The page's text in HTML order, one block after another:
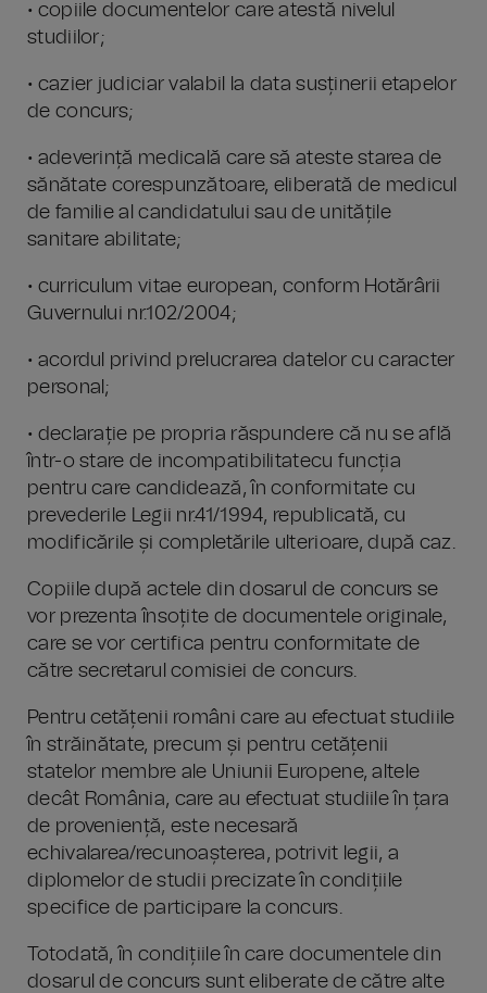
• copiile documentelor care atestă nivelul
studiilor;
• cazier judiciar valabil la data susținerii etapelor
de concurs;
• adeverință medicală care să ateste starea de
sănătate corespunzătoare, eliberată de medicul
de familie al candidatului sau de unitățile
sanitare abilitate;
• curriculum vitae european, conform Hotărârii
Guvernului nr.102/2004;
• acordul privind prelucrarea datelor cu caracter
personal;
• declarație pe propria răspundere că nu se află
într-o stare de incompatibilitatecu funcția
pentru care candidează, în conformitate cu
prevederile Legii nr.41/1994, republicată, cu
modificările și completările ulterioare, după caz.
Copiile după actele din dosarul de concurs se
vor prezenta însoțite de documentele originale,
care se vor certifica pentru conformitate de
către secretarul comisiei de concurs.
Pentru cetățenii români care au efectuat studiile
în străinătate, precum și pentru cetățenii
statelor membre ale Uniunii Europene, altele
decât România, care au efectuat studiile în țara
de proveniență, este necesară
echivalarea/recunoașterea, potrivit legii, a
diplomelor de studii precizate în condițiile
specifice de participare la concurs.
Totodată, în condițiile în care documentele din
dosarul de concurs sunt eliberate de către alte